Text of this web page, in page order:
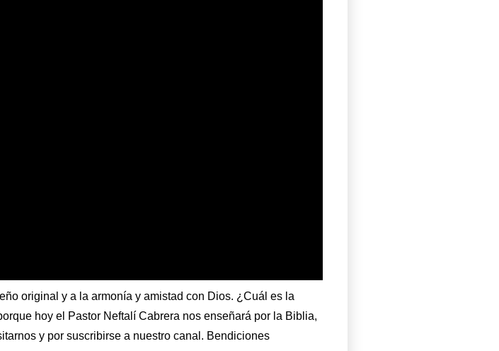
original y a la armonía y amistad con Dios. ¿Cuál es la
hoy el Pastor Neftalí Cabrera nos enseñará por la Biblia,
y por suscribirse a nuestro canal. Bendiciones